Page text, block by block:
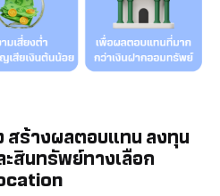
สร้างผลตอบแทน ลงทุน
สินทรัพย์ทางเลือก